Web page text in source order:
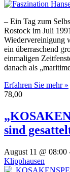
– Ein Tag zum
Rostock im Juli
Wiedervereinigung
ein überraschend
einmaligen
danach als
Erfahren Sie mehr »
78,00
sind
August 11 @ 08:00
Klipphausen